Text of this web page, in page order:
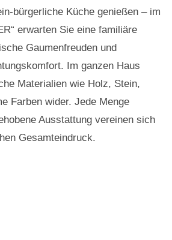
bürgerliche Küche genießen – im
erwarten Sie eine familiäre
Gaumenfreuden und
Im ganzen Haus
Materialien wie Holz, Stein,
Farben wider. Jede Menge
Ausstattung vereinen sich
Gesamteindruck.